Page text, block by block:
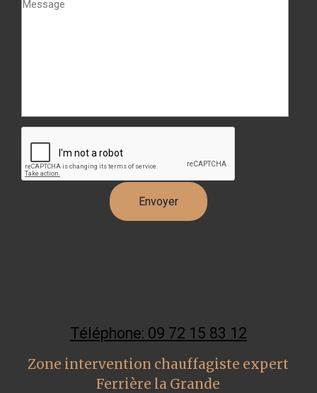
Téléphone: 09 72 15 83 12
Zone intervention chauffagiste expert
Ferrière la Grande